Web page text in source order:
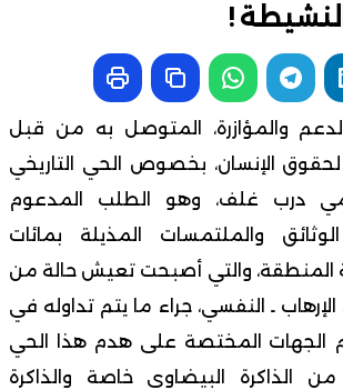
!
والمؤازرة، المتوصل به من قبل
الإنسان، بخصوص الحي التاريخي
درب غلف، وهو الطلب المدعوم
والملتمسات المذيلة بمائات
المنطقة، والتي أصبحت تعيش حالة من
ـ النفسي، جراء ما يتم تداوله في
الجهات المختصة على هدم هذا الحي
الذاكرة البيضاوي خاصة والذاكرة